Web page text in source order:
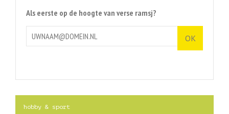
Als eerste op de hoogte van verse ramsj?
hobby & sport